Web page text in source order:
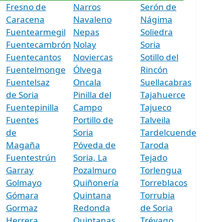
Fresno de
Caracena
Fuentearmegil
Fuentecambrón
Fuentecantos
Fuentelmonge
Fuentelsaz
de Soria
Fuentepinilla
Fuentes
de
Magaña
Fuentestrún
Garray
Golmayo
Gómara
Gormaz
Narros
Navaleno
Nepas
Nolay
Noviercas
Ólvega
Oncala
Pinilla del
Campo
Portillo de
Soria
Póveda de
Soria, La
Pozalmuro
Quiñonería
Quintana
Redonda
Serón de
Nágima
Soliedra
Soria
Sotillo del
Rincón
Suellacabras
Tajahuerce
Tajueco
Talveila
Tardelcuende
Taroda
Tejado
Torlengua
Torreblacos
Torrubia
de Soria